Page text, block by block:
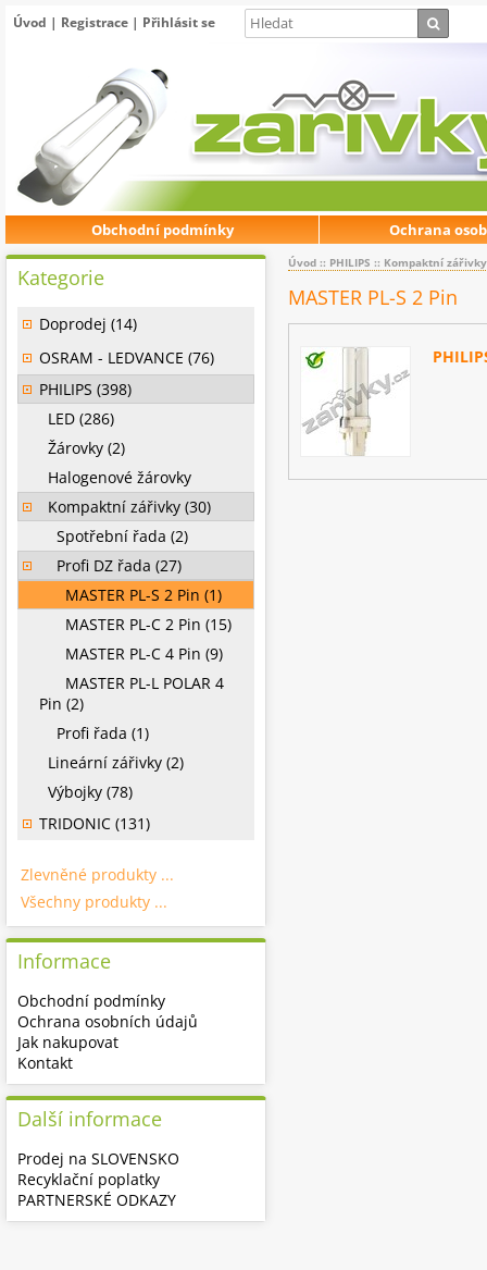
Úvod | Registrace | Přihlásit se
Obchodní podmínky Ochrana
Úvod :: PHILIPS :: Kompaktní zářivky
MASTER PL-S 2 Pin
Kategorie
Doprodej (14)
OSRAM - LEDVANCE (76)
PHILIPS (398)
LED (286)
Žárovky (2)
Halogenové žárovky
Kompaktní zářivky (30)
Spotřební řada (2)
Profi DZ řada (27)
MASTER PL-S 2 Pin (1)
MASTER PL-C 2 Pin (15)
MASTER PL-C 4 Pin (9)
MASTER PL-L POLAR 4
Pin (2)
Profi řada (1)
Lineární zářivky (2)
Výbojky (78)
TRIDONIC (131)
Zlevněné produkty ...
Všechny produkty ...
Informace
Obchodní podmínky
Ochrana osobních údajů
Jak nakupovat
Kontakt
Další informace
Prodej na SLOVENSKO
Recyklační poplatky
PARTNERSKÉ ODKAZY